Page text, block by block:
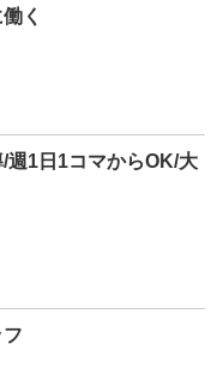
く
週1日1コマからOK/大